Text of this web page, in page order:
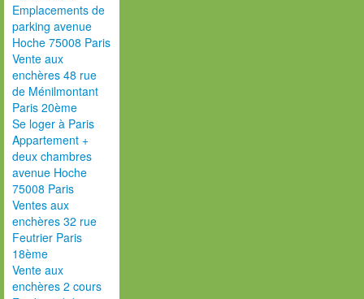
Emplacements de
parking avenue
Hoche 75008 Paris
Vente aux
enchères 48 rue
de Ménilmontant
Paris 20ème
Se loger à Paris
Appartement +
deux chambres
avenue Hoche
75008 Paris
Ventes aux
enchères 32 rue
Feutrier Paris
18ème
Vente aux
enchères 2 cours